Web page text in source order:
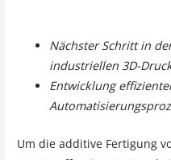
Nächster Schritt in
industriellen 3D-
Entwicklung
Um die additive Fertigung